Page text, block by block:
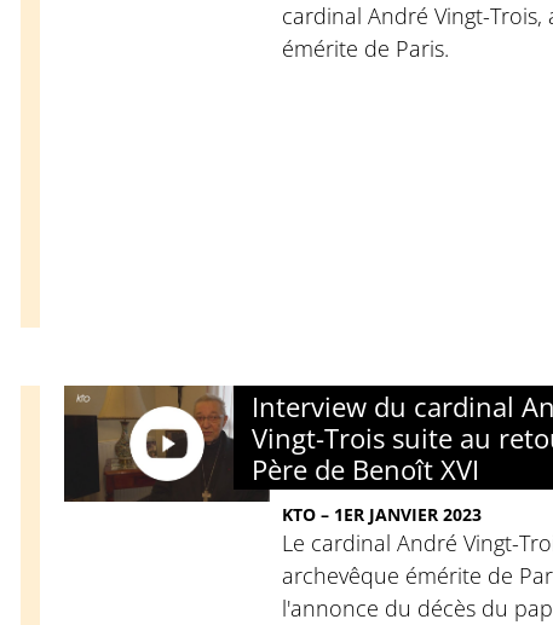
cardinal André Vingt-Trois,
émérite de Paris.
Interview du cardinal
Vingt-Trois suite au
Père de Benoît XVI
KTO – 1ER JANVIER 2023
Le cardinal André Vingt-
archevêque émérite de
l'annonce du décès du